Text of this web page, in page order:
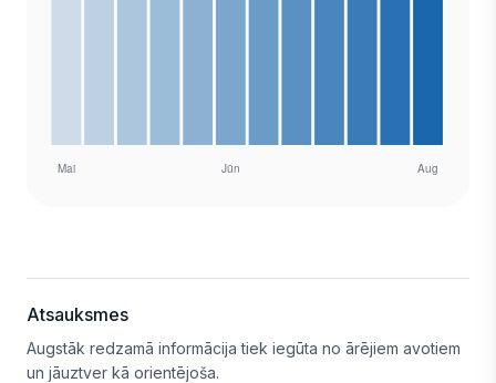
Atsauksmes
Augstāk redzamā informācija tiek iegūta no ārējiem avotiem
un jāuztver kā orientējoša.